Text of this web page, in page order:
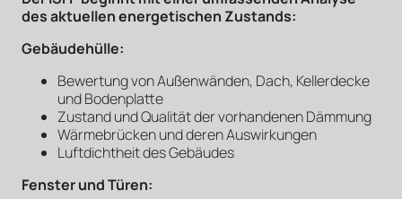
des aktuellen energetischen Zustands:
Gebäudehülle:
Bewertung von Außenwänden, Dach, Kellerdecke
und Bodenplatte
Zustand und Qualität der vorhandenen Dämmung
Wärmebrücken und deren Auswirkungen
Luftdichtheit des Gebäudes
Fenster und Türen: